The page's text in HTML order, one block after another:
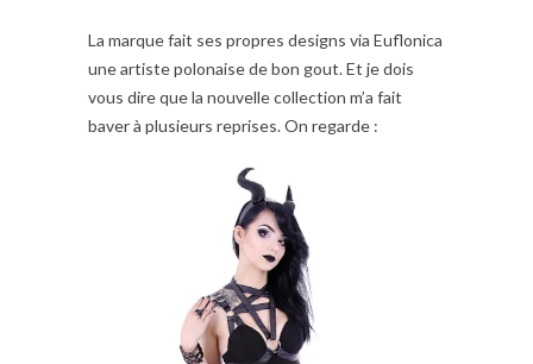
La marque fait ses propres designs via Euflonica
une artiste polonaise de bon gout. Et je dois
vous dire que la nouvelle collection m’a fait
baver à plusieurs reprises. On regarde :